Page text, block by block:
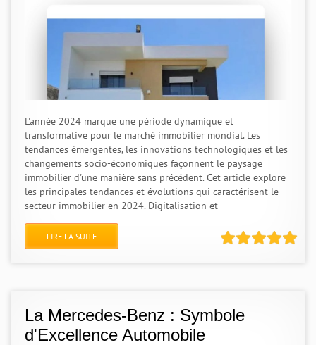
L'année 2024 marque une période dynamique et
transformative pour le marché immobilier mondial. Les
tendances émergentes, les innovations technologiques et les
changements socio-économiques façonnent le paysage
immobilier d'une manière sans précédent. Cet article explore
les principales tendances et évolutions qui caractérisent le
secteur immobilier en 2024. Digitalisation et
LIRE LA SUITE
La Mercedes-Benz : Symbole
d'Excellence Automobile